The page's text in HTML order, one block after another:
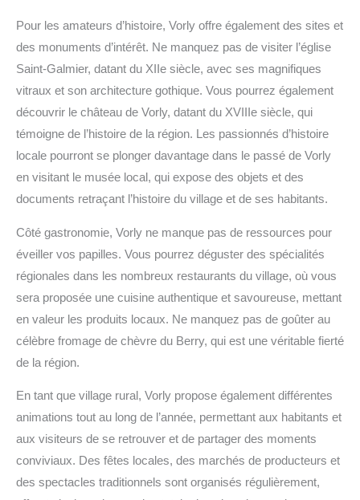
Pour les amateurs d’histoire, Vorly offre également des sites et
des monuments d’intérêt. Ne manquez pas de visiter l’église
Saint-Galmier, datant du XIIe siècle, avec ses magnifiques
vitraux et son architecture gothique. Vous pourrez également
découvrir le château de Vorly, datant du XVIIIe siècle, qui
témoigne de l’histoire de la région. Les passionnés d’histoire
locale pourront se plonger davantage dans le passé de Vorly
en visitant le musée local, qui expose des objets et des
documents retraçant l’histoire du village et de ses habitants.
Côté gastronomie, Vorly ne manque pas de ressources pour
éveiller vos papilles. Vous pourrez déguster des spécialités
régionales dans les nombreux restaurants du village, où vous
sera proposée une cuisine authentique et savoureuse, mettant
en valeur les produits locaux. Ne manquez pas de goûter au
célèbre fromage de chèvre du Berry, qui est une véritable fierté
de la région.
En tant que village rural, Vorly propose également différentes
animations tout au long de l’année, permettant aux habitants et
aux visiteurs de se retrouver et de partager des moments
conviviaux. Des fêtes locales, des marchés de producteurs et
des spectacles traditionnels sont organisés régulièrement,